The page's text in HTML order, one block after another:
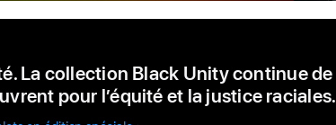
La collection Black Unity continue de
pour l’équité et la justice raciales.